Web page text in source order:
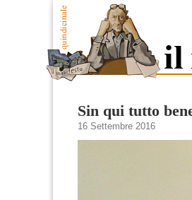
Sin qui tutto
16 Settembre 2016